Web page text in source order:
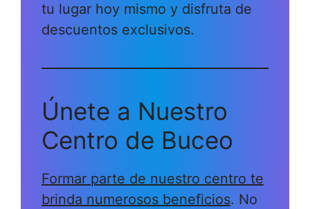
tu lugar hoy mismo y disfruta de
descuentos exclusivos.
Únete a Nuestro
Centro de Buceo
Formar parte de nuestro centro te
brinda numerosos beneficios. No